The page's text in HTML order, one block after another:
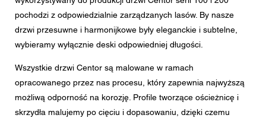
pochodzi z odpowiedzialnie zarządzanych lasów. By nasze
drzwi przesuwne i harmonijkowe były eleganckie i subtelne,
wybieramy wyłącznie deski odpowiedniej długości.
Wszystkie drzwi Centor są malowane w ramach
opracowanego przez nas procesu, który zapewnia najwyższą
możliwą odporność na korozję. Profile tworzące ościeżnicę i
skrzydła malujemy po cięciu i dopasowaniu, dzięki czemu
zgodnie z obowiązującym prawem ochrony danych.